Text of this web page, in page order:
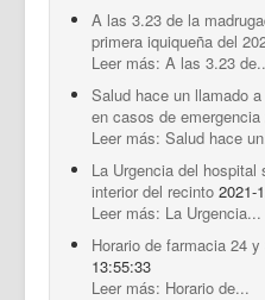
A las 3.23 de la
primera iquiqueña del
Leer más: A las 3.23
Salud hace un llamado
en casos de emergencia
Leer más: Salud hace
La Urgencia del
interior del recinto 2021-
Leer más: La Urgencia...
Horario de farmacia 24
13:55:33
Leer más: Horario de...